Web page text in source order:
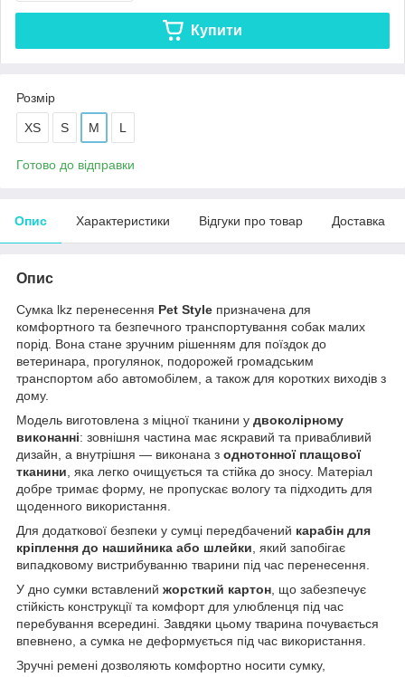
Купити
Розмір
XS S M L
Готово до відправки
Опис Характеристики Відгуки про товар Доставка
Опис
Сумка lkz перенесення Pet Style призначена для
комфортного та безпечного транспортування собак малих
порід. Вона стане зручним рішенням для поїздок до
ветеринара, прогулянок, подорожей громадським
транспортом або автомобілем, а також для коротких виходів з
дому.
Модель виготовлена з міцної тканини у двоколірному
виконанні: зовнішня частина має яскравий та привабливий
дизайн, а внутрішня — виконана з однотонної плащової
тканини , яка легко очищується та стійка до зносу. Матеріал
добре тримає форму, не пропускає вологу та підходить для
щоденного використання.
Для додаткової безпеки у сумці передбачений карабін для
кріплення до нашийника або шлейки , який запобігає
випадковому вистрибуванню тварини під час перенесення.
У дно сумки вставлений жорсткий картон , що забезпечує
стійкість конструкції та комфорт для улюбленця під час
перебування всередині. Завдяки цьому тварина почувається
впевнено, а сумка не деформується під час використання.
Зручні ремені дозволяють комфортно носити сумку,